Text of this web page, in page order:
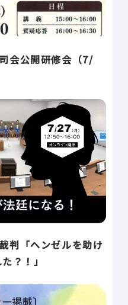
会公開研修会（7/
判「ヘンゼルを助け
？！」